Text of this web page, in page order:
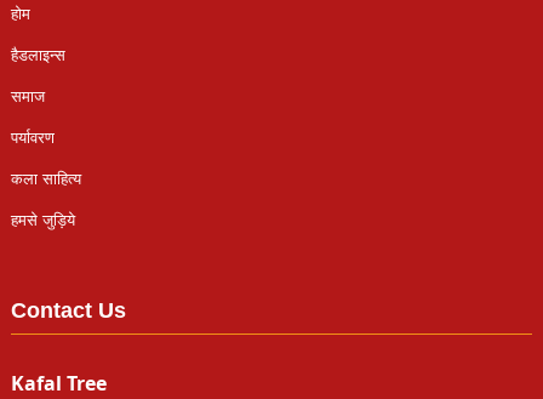
होम
हैडलाइन्स
समाज
पर्यावरण
कला साहित्य
हमसे जुड़िये
Contact Us
Kafal Tree